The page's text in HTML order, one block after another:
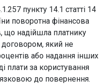
пункту 14.1 статті 14
поворотна фінансова
що надійшла платнику
договором, який не
або надання інших
плати за користування
до повернення.